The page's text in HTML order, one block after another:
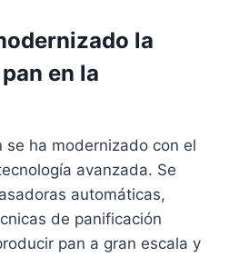
la
en la
se ha modernizado con el
avanzada. Se
automáticas,
de panificación
pan a gran escala y